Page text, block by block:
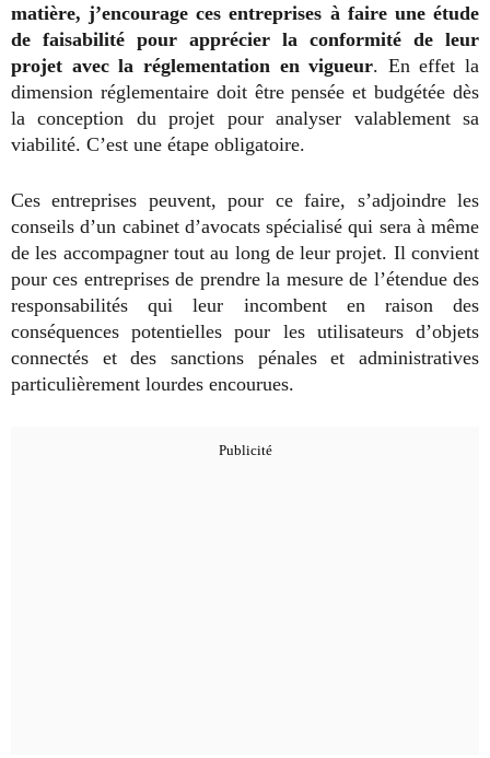
matière, j’encourage ces entreprises à faire une étude
de faisabilité pour apprécier la conformité de leur
projet avec la réglementation en vigueur. En effet la
dimension réglementaire doit être pensée et budgétée dès
la conception du projet pour analyser valablement sa
viabilité. C’est une étape obligatoire.
Ces entreprises peuvent, pour ce faire, s’adjoindre les
conseils d’un cabinet d’avocats spécialisé qui sera à même
de les accompagner tout au long de leur projet. Il convient
pour ces entreprises de prendre la mesure de l’étendue des
responsabilités qui leur incombent en raison des
conséquences potentielles pour les utilisateurs d’objets
connectés et des sanctions pénales et administratives
particulièrement lourdes encourues.